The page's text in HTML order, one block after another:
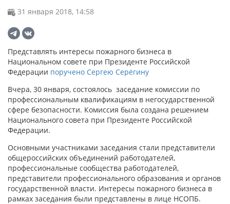
31 января 2018, 14:58
Представлять интересы пожарного бизнеса в
Национальном совете при Президенте Российской
Федерации поручено Сергею Серёгину
Вчера, 30 января, состоялось заседание комиссии по
профессиональным квалификациям в негосударственной
сфере безопасности. Комиссия была создана решением
Национального совета при Президенте Российской
Федерации.
Основными участниками заседания стали представители
общероссийских объединений работодателей,
профессиональные сообщества работодателей,
представители профессионального образования и органов
государственной власти. Интересы пожарного бизнеса в
рамках заседания были представлены в лице НСОПБ.